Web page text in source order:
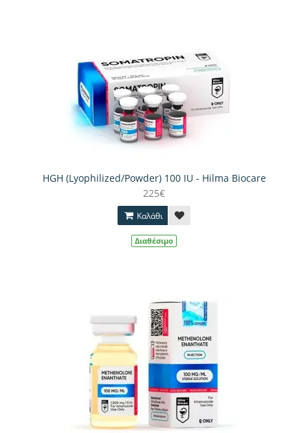
HGH (Lyophilized/Powder) 100 IU - Hilma Biocare
225€
Καλάθι
Διαθέσιμο